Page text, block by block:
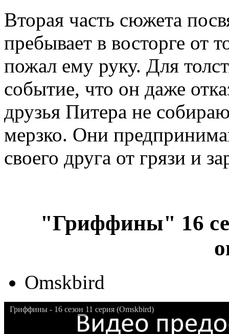
Вторая часть сюжета
пребывает в восторге от
пожал ему руку. Для
событие, что он даже
друзья Питера не
мерзко. Они
своего друга от грязи и
"Гриффины" 16
Omskbird
Гриффины - 16 сезон 11 серия (Omskbird)